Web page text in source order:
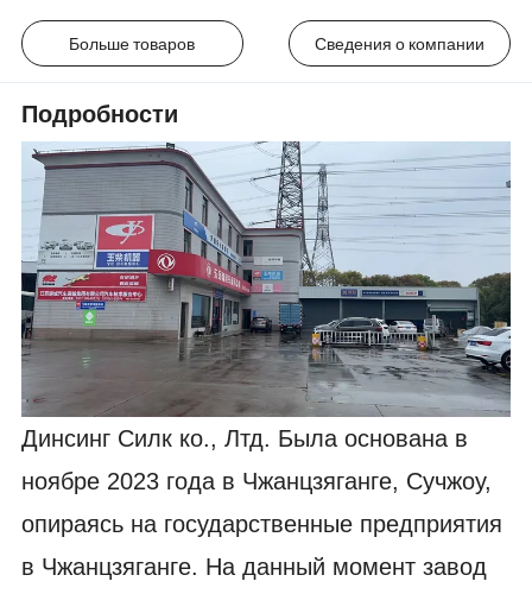
Больше товаров Сведения о компании
Подробности
Динсинг Силк ко., Лтд. Была основана в
ноябре 2023 года в Чжанцзяганге, Сучжоу,
опираясь на государственные предприятия
в Чжанцзяганге. На данный момент завод